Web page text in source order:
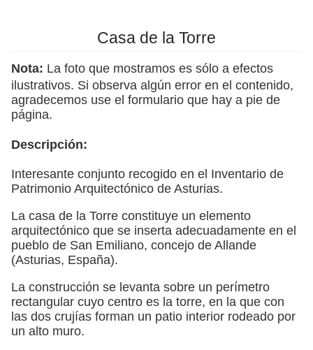
Casa de la Torre
Nota: La foto que mostramos es sólo a efectos
ilustrativos. Si observa algún error en el contenido,
agradecemos use el formulario que hay a pie de
página.
Descripción:
Interesante conjunto recogido en el Inventario de
Patrimonio Arquitectónico de Asturias.
La casa de la Torre constituye un elemento
arquitectónico que se inserta adecuadamente en el
pueblo de San Emiliano, concejo de Allande
(Asturias, España).
La construcción se levanta sobre un perímetro
rectangular cuyo centro es la torre, en la que con
las dos crujías forman un patio interior rodeado por
un alto muro.